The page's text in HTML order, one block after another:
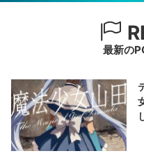
最新の